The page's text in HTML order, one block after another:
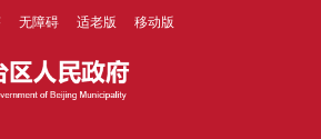
无障碍 适老版 移动版